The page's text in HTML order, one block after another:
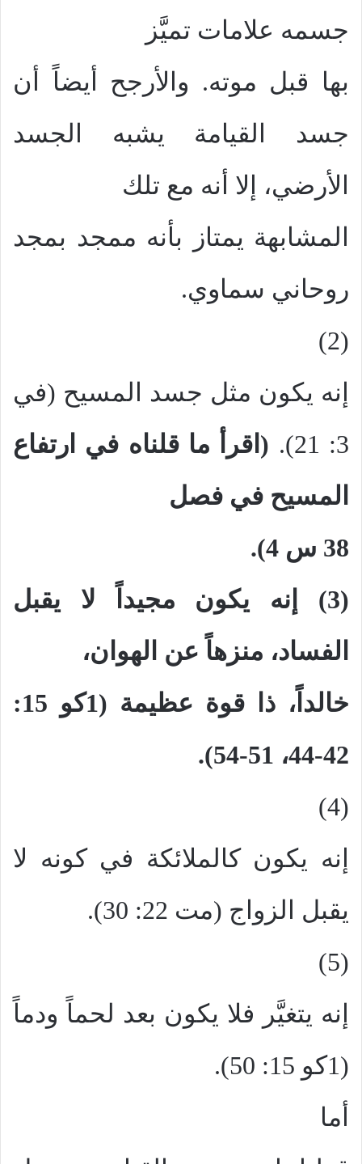
جسمه علامات تميَّز
بها قبل موته. والأرجح أيضاً أن
جسد القيامة يشبه الجسد
الأرضي، إلا أنه مع تلك
المشابهة يمتاز بأنه ممجد بمجد
روحاني سماوي.
(2)
إنه يكون مثل جسد المسيح (في
3: 21).
(اقرأ ما قلناه في ارتفاع
المسيح في فصل
38 س 4).
(3) إنه يكون مجيداً لا يقبل
الفساد، منزهاً عن الهوان،
خالداً، ذا قوة عظيمة (1كو 15:
42-44، 51-54).
(4)
إنه يكون كالملائكة في كونه لا
يقبل الزواج (مت 22: 30).
(5)
إنه يتغيَّر فلا يكون بعد لحماً ودماً
(1كو 15: 50).
أما